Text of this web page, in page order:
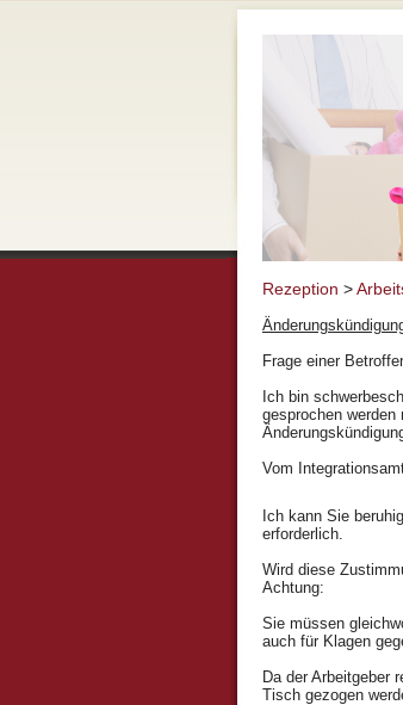
Rezeption >
Frage einer
Ich bin
gesprochen
Vom
Ich kann Sie
erforderlich.
Wird diese
Achtung:
Sie müssen
auch für Klagen
Da der Arbeitgeber
Tisch gezogen